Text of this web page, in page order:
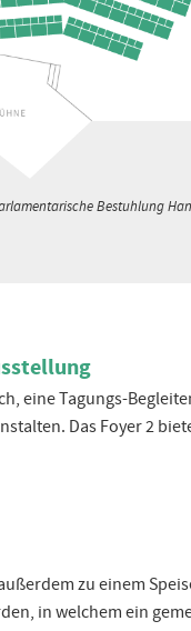
Bestuhlung
eine Tagungs-
Das Foyer 2
zu einem
in welchem ein